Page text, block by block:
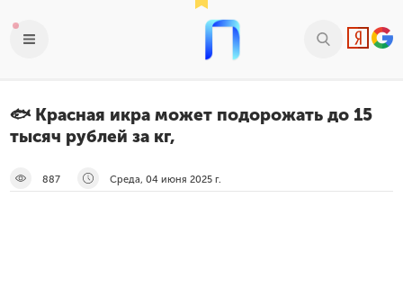
🐟 Красная икра может подорожать до 15
тысяч рублей за кг,
887 Среда, 04 июня 2025 г.